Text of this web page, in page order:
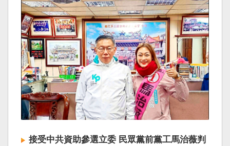
接受中共資助參選立委 民眾黨前黨工馬治薇判